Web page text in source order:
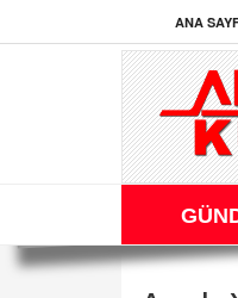
ANA